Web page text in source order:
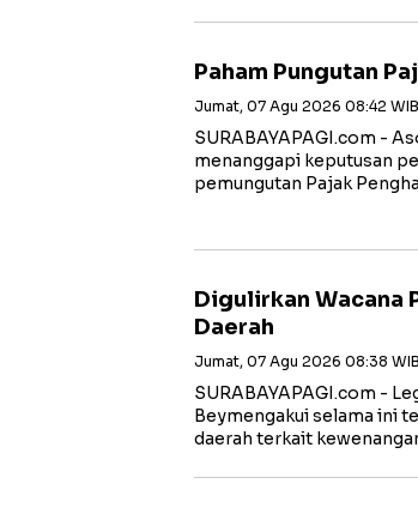
Paham Pungutan
Jumat, 07 Agu 2026 08:42 WIB
SURABAYAPAGI.com -
menanggapi keputusan
pemungutan Pajak
Digulirkan Wacana
Daerah
Jumat, 07 Agu 2026 08:38 WIB
SURABAYAPAGI.com -
Beymengakui selama ini
daerah terkait